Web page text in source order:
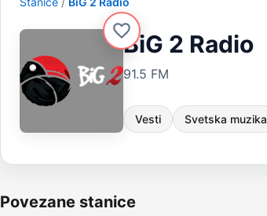
BiG 2 Radio
91.5 FM
Vesti Svetska muzika
Povezane stanice